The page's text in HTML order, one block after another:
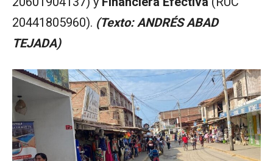
20441805960). (Texto: ANDRÉS ABAD
TEJADA)